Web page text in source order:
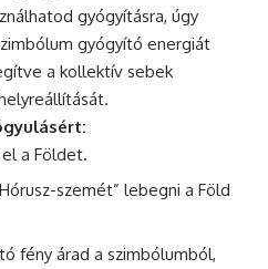
gyógyításra, úgy
gyógyító energiát
a kollektív sebek
a Földet.
szemét” lebegni a Föld
fény árad a szimbólumból,